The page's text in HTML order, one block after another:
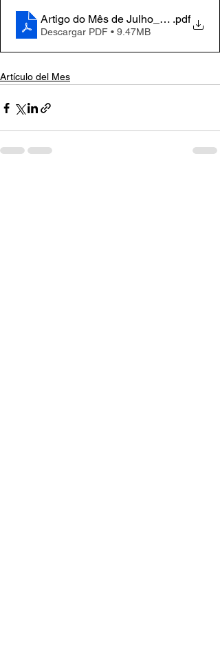
Artigo do Mês de Julho_2022_RSF
.pdf
Descargar PDF • 9.47MB
Artículo del Mes